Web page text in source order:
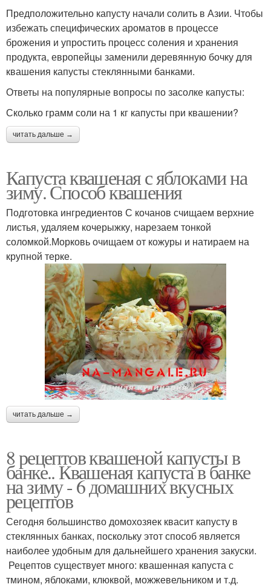
Предположительно капусту начали солить в Азии. Чтобы
избежать специфических ароматов в процессе
брожения и упростить процесс соления и хранения
продукта, европейцы заменили деревянную бочку для
квашения капусты стеклянными банками.
Ответы на популярные вопросы по засолке капусты:
Сколько грамм соли на 1 кг капусты при квашении?
читать дальше →
Капуста квашеная с яблоками на
зиму. Способ квашения
Подготовка ингредиентов С кочанов счищаем верхние
листья, удаляем кочерыжку, нарезаем тонкой
соломкой.Морковь очищаем от кожуры и натираем на
крупной терке.
читать дальше →
8 рецептов квашеной капусты в
банке.. Квашеная капуста в банке
на зиму - 6 домашних вкусных
рецептов
Сегодня большинство домохозяек квасит капусту в
стеклянных банках, поскольку этот способ является
наиболее удобным для дальнейшего хранения закуски.
Рецептов существует много: квашенная капуста с
тмином, яблоками, клюквой, можжевельником и т.д.